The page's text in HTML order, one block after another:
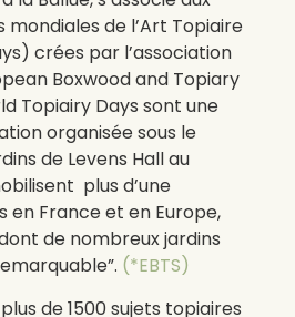
mondiales de l’Art Topiaire
crées par l’association
Boxwood and Topiary
Topiairy Days sont une
organisée sous le
de Levens Hall au
plus d’une
en France et en Europe,
de nombreux jardins
(*EBTS)
de 1500 sujets topiaires